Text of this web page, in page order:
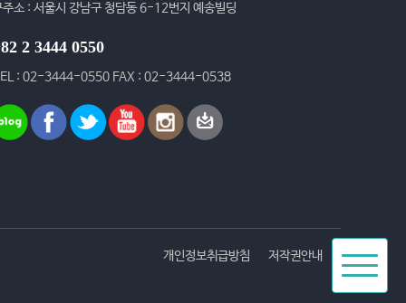
주소 : 서울시 강남구 청담동 6-12번지 예송빌딩
2 3444 0550
: 02-3444-0550 FAX : 02-3444-0538
개인정보취급방침 저작권안내
Toggle